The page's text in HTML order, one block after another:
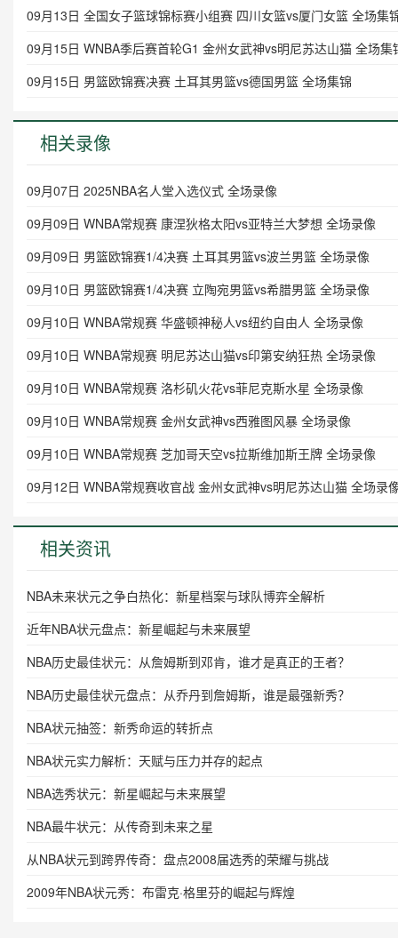
09月13日 全国女子篮球锦标赛小组赛 四川女篮vs厦门女篮 全场集
09月15日 WNBA季后赛首轮G1 金州女武神vs明尼苏达山猫 全场集
09月15日 男篮欧锦赛决赛 土耳其男篮vs德国男篮 全场集锦
相关录像
09月07日 2025NBA名人堂入选仪式 全场录像
09月09日 WNBA常规赛 康涅狄格太阳vs亚特兰大梦想 全场录像
09月09日 男篮欧锦赛1/4决赛 土耳其男篮vs波兰男篮 全场录像
09月10日 男篮欧锦赛1/4决赛 立陶宛男篮vs希腊男篮 全场录像
09月10日 WNBA常规赛 华盛顿神秘人vs纽约自由人 全场录像
09月10日 WNBA常规赛 明尼苏达山猫vs印第安纳狂热 全场录像
09月10日 WNBA常规赛 洛杉矶火花vs菲尼克斯水星 全场录像
09月10日 WNBA常规赛 金州女武神vs西雅图风暴 全场录像
09月10日 WNBA常规赛 芝加哥天空vs拉斯维加斯王牌 全场录像
09月12日 WNBA常规赛收官战 金州女武神vs明尼苏达山猫 全场录
相关资讯
NBA未来状元之争白热化：新星档案与球队博弈全解析
近年NBA状元盘点：新星崛起与未来展望
NBA历史最佳状元：从詹姆斯到邓肯，谁才是真正的王者？
NBA历史最佳状元盘点：从乔丹到詹姆斯，谁是最强新秀？
NBA状元抽签：新秀命运的转折点
NBA状元实力解析：天赋与压力并存的起点
NBA选秀状元：新星崛起与未来展望
NBA最牛状元：从传奇到未来之星
从NBA状元到跨界传奇：盘点2008届选秀的荣耀与挑战
2009年NBA状元秀：布雷克·格里芬的崛起与辉煌